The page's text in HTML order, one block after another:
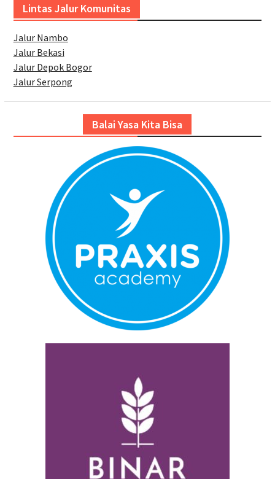
Lintas Jalur Komunitas
Jalur Nambo
Jalur Bekasi
Jalur Depok Bogor
Jalur Serpong
Balai Yasa Kita Bisa